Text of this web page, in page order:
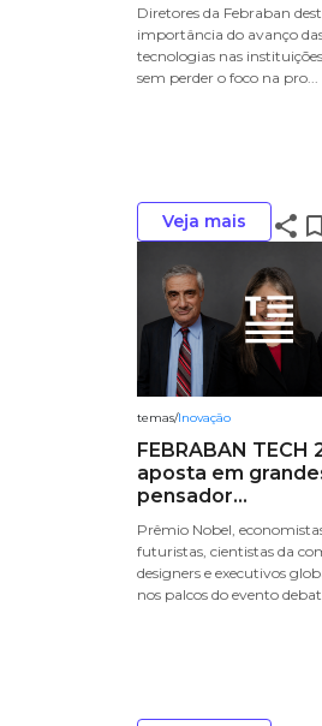
Diretores da Febraban
importância do avanço
tecnologias nas
sem perder o foco na pro...
Veja mais share bookmark_border
temas/Inovação
FEBRABAN TECH
aposta em
pensador...
Prêmio Nobel,
futuristas, cientistas da
designers e executivos
nos palcos do evento